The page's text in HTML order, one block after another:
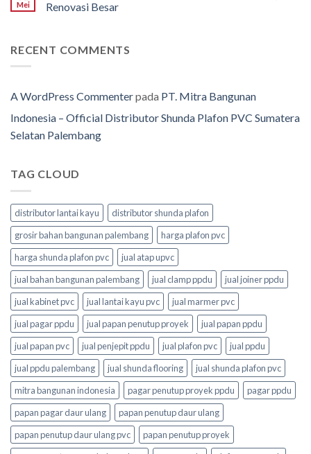
Mei
Renovasi Besar
RECENT COMMENTS
A WordPress Commenterpada PT. Mitra Bangunan
Indonesia – Official Distributor Shunda Plafon PVC Sumatera
Selatan Palembang
TAG CLOUD
distributor lantai kayu
distributor shunda plafon
grosir bahan bangunan palembang
harga plafon pvc
harga shunda plafon pvc
jual atap upvc
jual bahan bangunan palembang
jual clamp ppdu
jual joiner ppdu
jual kabinet pvc
jual lantai kayu pvc
jual marmer pvc
jual pagar ppdu
jual papan penutup proyek
jual papan ppdu
jual papan pvc
jual penjepit ppdu jual plafon pvc
jual ppdu
jual ppdu palembang
jual shunda flooring
jual shunda plafon pvc
mitra bangunan indonesia
pagar penutup proyek ppdu
pagar ppdu
papan pagar daur ulang
papan penutup daur ulang
papan penutup daur ulang pvc
papan penutup proyek